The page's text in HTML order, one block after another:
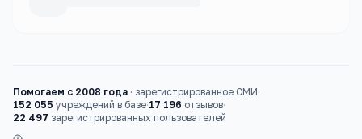
Помогаем с 2008 года · зарегистрированное СМИ·
152 055 учреждений в базе·17 196 отзывов·
22 497 зарегистрированных пользователей